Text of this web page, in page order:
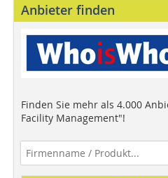
Anbieter finden
Finden Sie mehr als 4.000
Facility Management"!